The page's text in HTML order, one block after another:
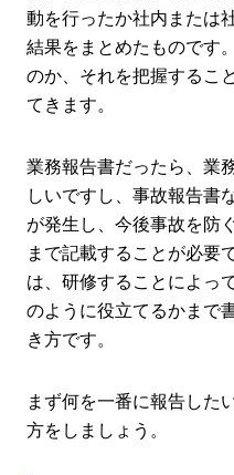
動を行ったか社内または
結果をまとめたものです
のか、それを把握するこ
てきます。
業務報告書だったら、業
しいですし、事故報告書
が発生し、今後事故を防
まで記載することが必要
は、研修することによっ
のように役立てるかまで
き方です。
まず何を一番に報告した
方をしましょう。